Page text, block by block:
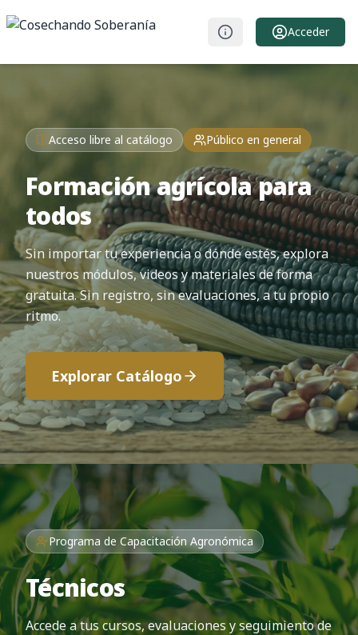
Acceder
Acceso libre al catálogo Público en general
Formación agrícola para
todos
Sin importar tu experiencia o dónde estés, explora
nuestros módulos, videos y materiales de forma
gratuita. Sin registro, sin evaluaciones, a tu propio
ritmo.
Explorar Catálogo
Programa de Capacitación Agronómica
Técnicos
Accede a tus cursos, evaluaciones y seguimiento de